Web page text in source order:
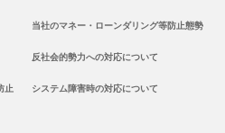
当社のマネー・ローンダリング等防止態勢
反社会的勢力への対応について
止
システム障害時の対応について